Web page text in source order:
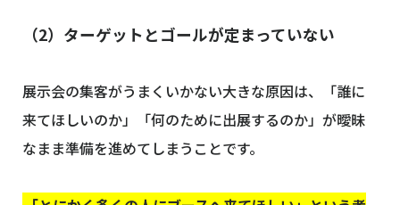
（2）ターゲットとゴールが定まっていない
展示会の集客がうまくいかない大きな原因は、「誰に
来てほしいのか」「何のために出展するのか」が曖昧
なまま準備を進めてしまうことです。